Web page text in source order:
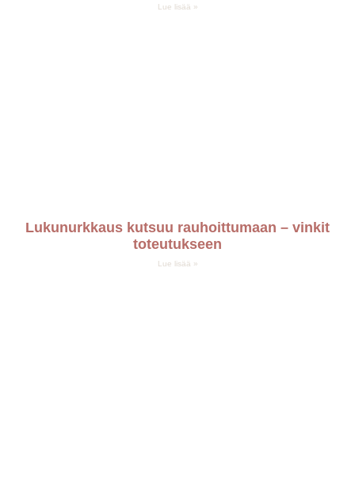
Lue lisää »
Lukunurkkaus kutsuu rauhoittumaan – vinkit
toteutukseen
Lue lisää »